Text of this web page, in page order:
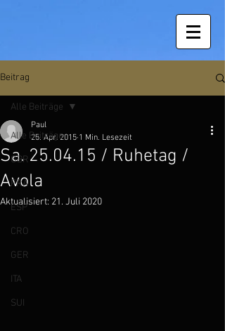
Beitrag
Alle Beiträge
GBR
FRA
ESP
CRO
GER
ITA
SUI
Alle Beiträge
Sa. 25.04.15 / Ruhetag /
Avola
Paul
25. Apr. 2015 1 Min. Lesezeit
Aktualisiert: 21. Juli 2020